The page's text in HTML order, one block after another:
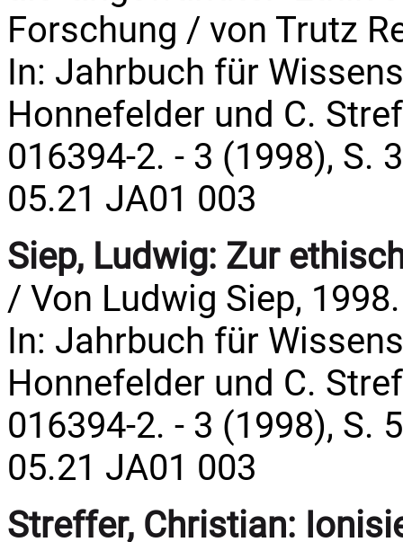
Forschung / von Trutz
In: Jahrbuch für
Honnefelder und C.
016394-2. - 3 (1998), S.
05.21 JA01 003
Siep, Ludwig: Zur
/ Von Ludwig Siep, 1998.
In: Jahrbuch für
Honnefelder und C.
016394-2. - 3 (1998), S.
05.21 JA01 003
Streffer, Christian: